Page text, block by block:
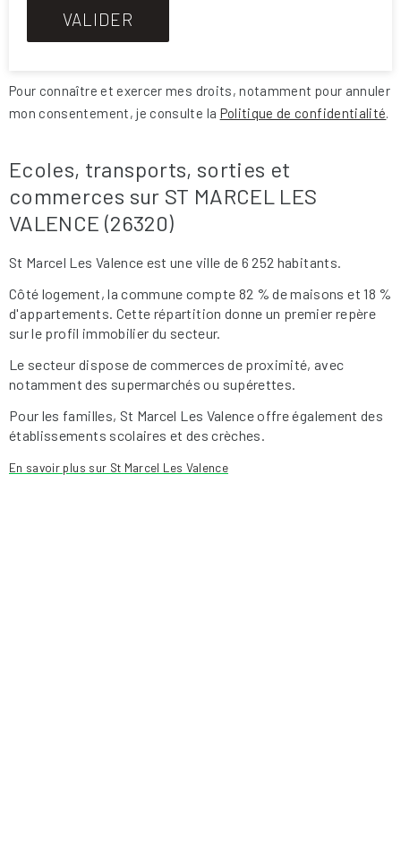
Pour connaître et exercer mes droits, notamment pour annuler
mon consentement, je consulte la Politique de confidentialité.
Ecoles, transports, sorties et
commerces sur ST MARCEL LES
VALENCE (26320)
St Marcel Les Valence est une ville de 6 252 habitants.
Côté logement, la commune compte 82 % de maisons et 18 %
d'appartements. Cette répartition donne un premier repère
sur le profil immobilier du secteur.
Le secteur dispose de commerces de proximité, avec
notamment des supermarchés ou supérettes.
Pour les familles, St Marcel Les Valence offre également des
établissements scolaires et des crèches.
En savoir plus sur St Marcel Les Valence